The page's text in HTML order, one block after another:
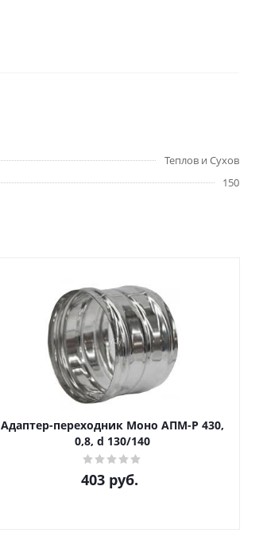
Теплов и Сухов
150
Адаптер-переходник Моно АПМ-Р 430,
0,8, d 130/140
403 руб.